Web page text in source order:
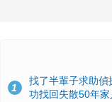
1
找了半輩子求助
功找回失散50年家